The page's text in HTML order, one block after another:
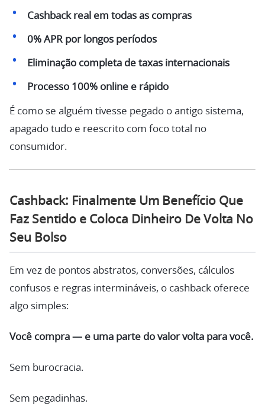
Cashback real em todas as compras
0% APR por longos períodos
Eliminação completa de taxas internacionais
Processo 100% online e rápido
É como se alguém tivesse pegado o antigo sistema,
apagado tudo e reescrito com foco total no
consumidor.
Cashback: Finalmente Um Benefício Que
Faz Sentido e Coloca Dinheiro De Volta No
Seu Bolso
Em vez de pontos abstratos, conversões, cálculos
confusos e regras intermináveis, o cashback oferece
algo simples:
Você compra — e uma parte do valor volta para você.
Sem burocracia.
Sem pegadinhas.